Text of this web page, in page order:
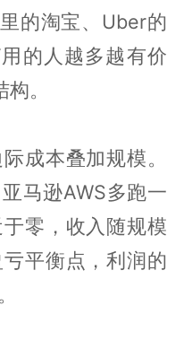
的淘宝、Uber的
的人越多越有价
。
成本叠加规模。
马逊AWS多跑一
零，收入随规模
平衡点，利润的